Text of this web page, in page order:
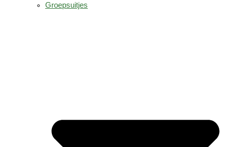
Groepsuitjes